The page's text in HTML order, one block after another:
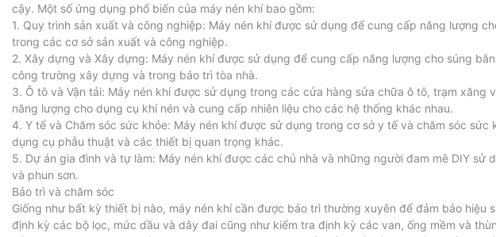
cậy. Một số ứng dụng phổ biến của máy nén khí bao gồm:
1. Quy trình sản xuất và công nghiệp: Máy nén khí được sử dụng để cung cấp năng lượng
trong các cơ sở sản xuất và công nghiệp.
2. Xây dựng và Xây dựng: Máy nén khí được sử dụng để cung cấp năng lượng cho súng
công trường xây dựng và trong bảo trì tòa nhà.
3. Ô tô và Vận tải: Máy nén khí được sử dụng trong các cửa hàng sửa chữa ô tô, trạm
năng lượng cho dụng cụ khí nén và cung cấp nhiên liệu cho các hệ thống khác nhau.
4. Y tế và Chăm sóc sức khỏe: Máy nén khí được sử dụng trong cơ sở y tế và chăm sóc
dụng cụ phẫu thuật và các thiết bị quan trọng khác.
5. Dự án gia đình và tự làm: Máy nén khí được các chủ nhà và những người đam mê DIY
và phun sơn.
Bảo trì và chăm sóc
Giống như bất kỳ thiết bị nào, máy nén khí cần được bảo trì thường xuyên để đảm bảo hiệu
định kỳ các bộ lọc, mức dầu và dây đai cũng như kiểm tra định kỳ các van, ống mềm và